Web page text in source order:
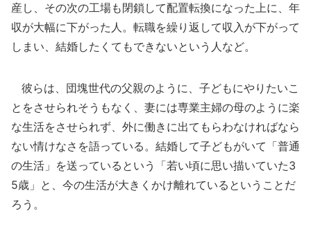
産し、その次の工場も閉鎖して配置転換になった上に、年
収が大幅に下がった人。転職を繰り返して収入が下がって
しまい、結婚したくてもできないという人など。
彼らは、団塊世代の父親のように、子どもにやりたいこ
とをさせられそうもなく、妻には専業主婦の母のように楽
な生活をさせられず、外に働きに出てもらわなければなら
ない情けなさを語っている。結婚して子どもがいて「普通
の生活」を送っているという「若い頃に思い描いていた3
5歳」と、今の生活が大きくかけ離れているということだ
ろう。